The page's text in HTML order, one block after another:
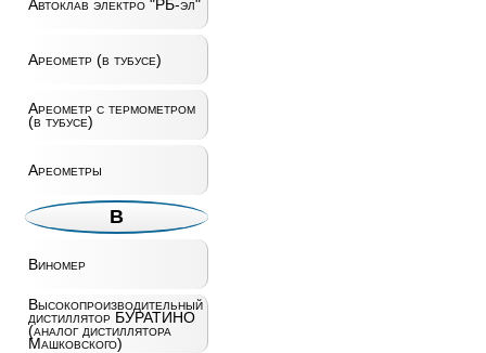
Автоклав электро "РБ-эл"
Ареометр (в тубусе)
Ареометр c термометром
(в тубусе)
Ареометры
В
Виномер
Высокопроизводительный
дистиллятор БУРАТИНО
(аналог дистиллятора
Машковского)